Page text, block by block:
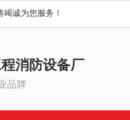
诚为您服务！
消防设备厂
品牌